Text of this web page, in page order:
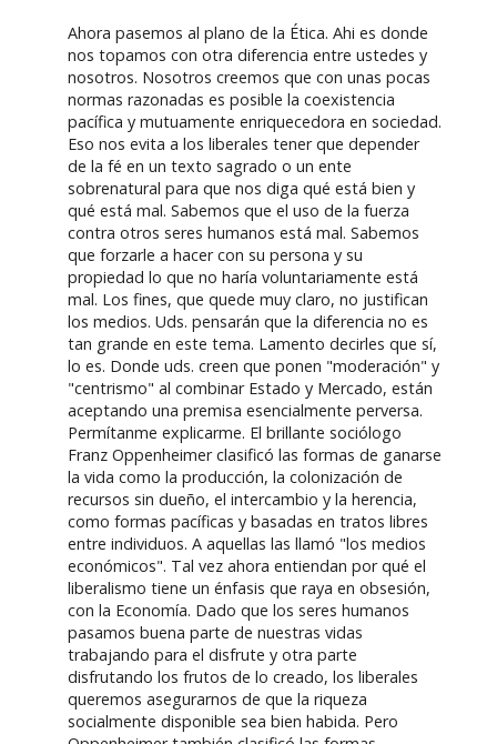
Ahora pasemos al plano de la Ética. Ahi es donde
nos topamos con otra diferencia entre ustedes y
nosotros. Nosotros creemos que con unas pocas
normas razonadas es posible la coexistencia
pacífica y mutuamente enriquecedora en sociedad.
Eso nos evita a los liberales tener que depender
de la fé en un texto sagrado o un ente
sobrenatural para que nos diga qué está bien y
qué está mal. Sabemos que el uso de la fuerza
contra otros seres humanos está mal. Sabemos
que forzarle a hacer con su persona y su
propiedad lo que no haría voluntariamente está
mal. Los fines, que quede muy claro, no justifican
los medios. Uds. pensarán que la diferencia no es
tan grande en este tema. Lamento decirles que sí,
lo es. Donde uds. creen que ponen "moderación" y
"centrismo" al combinar Estado y Mercado, están
aceptando una premisa esencialmente perversa.
Permítanme explicarme. El brillante sociólogo
Franz Oppenheimer clasificó las formas de ganarse
la vida como la producción, la colonización de
recursos sin dueño, el intercambio y la herencia,
como formas pacíficas y basadas en tratos libres
entre individuos. A aquellas las llamó "los medios
económicos". Tal vez ahora entiendan por qué el
liberalismo tiene un énfasis que raya en obsesión,
con la Economía. Dado que los seres humanos
pasamos buena parte de nuestras vidas
trabajando para el disfrute y otra parte
disfrutando los frutos de lo creado, los liberales
queremos asegurarnos de que la riqueza
socialmente disponible sea bien habida. Pero